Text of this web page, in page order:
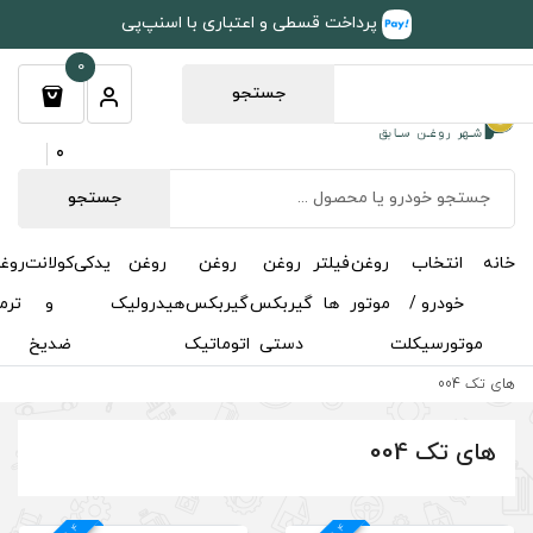
و اعتباری با اسنپ‌پی
جستجو
روغن
دستی
روغن
گیربکس
اتوماتیک
روغن
هیدرولیک
یدکی کولانت
و
ضدیخ
روغن
ترمز
مکمل
و
اکتان
خوشبوکنندهدربارهتماس
با ما
4
د